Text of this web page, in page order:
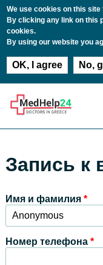
We use cookies on this
By clicking any link on this
cookies.
By using our website you
OK, I agree No,
Запись к
Имя и фамилия *
Номер телефона *